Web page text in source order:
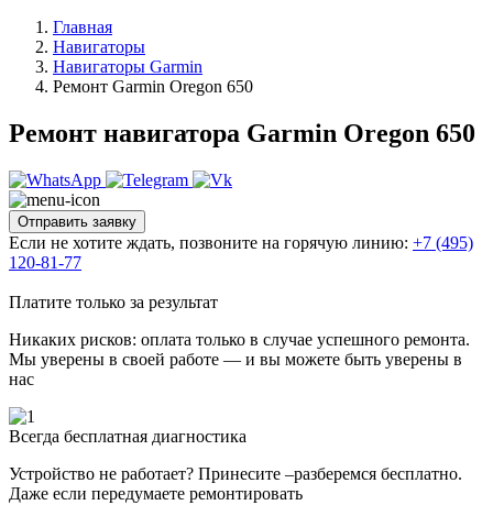
Главная
Навигаторы
Навигаторы Garmin
Ремонт Garmin Oregon 650
Ремонт навигатора Garmin Oregon 650
Отправить заявку
Если не хотите ждать, позвоните на горячую линию: +7 (495)
120-81-77
Платите только за результат
Никаких рисков: оплата только в случае успешного ремонта.
Мы уверены в своей работе — и вы можете быть уверены в
нас
Всегда бесплатная диагностика
Устройство не работает? Принесите –разберемся бесплатно.
Даже если передумаете ремонтировать